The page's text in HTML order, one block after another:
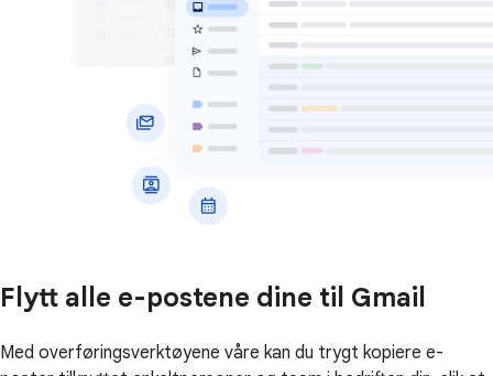
Flytt alle e-postene dine til Gmail
Med overføringsverktøyene våre kan du trygt kopiere e-